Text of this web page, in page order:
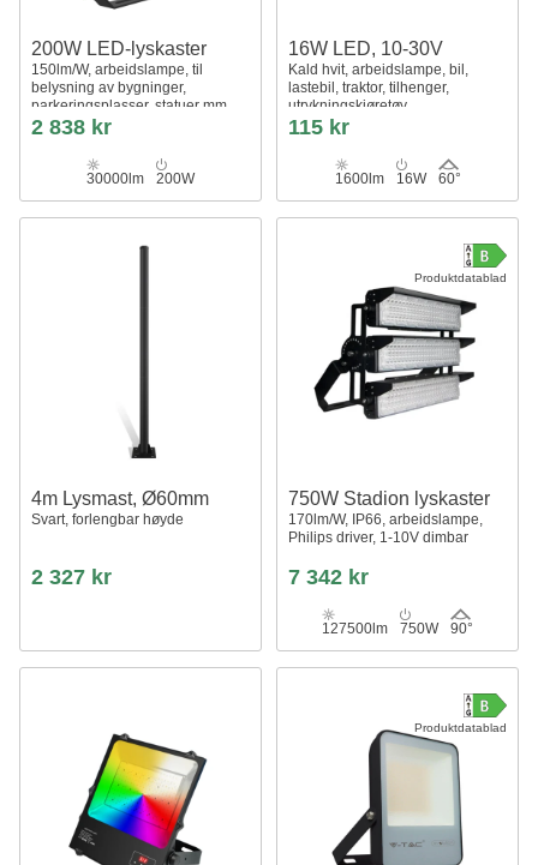
200W LED-lyskaster
150lm/W, arbeidslampe, til
belysning av bygninger,
parkeringsplasser, statuer mm.
2 838 kr
30000lm 200W
16W LED, 10-30V
Kald hvit, arbeidslampe, bil,
lastebil, traktor, tilhenger,
utrykningskjøretøy
115 kr
1600lm 16W 60°
4m Lysmast, Ø60mm
Svart, forlengbar høyde
2 327 kr
Produktdatablad
750W Stadion lyskaster
170lm/W, IP66, arbeidslampe,
Philips driver, 1-10V dimbar
7 342 kr
127500lm 750W 90°
Produktdatablad